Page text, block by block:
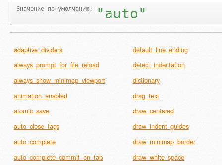
Значение по-умолчанию: "auto"
adaptive_dividers
default_line_ending
always_prompt_for_file_reload
detect_indentation
always_show_minimap_viewport
dictionary
animation_enabled
drag_text
atomic_save
draw_centered
auto_close_tags
draw_indent_guides
auto_complete
draw_minimap_border
auto_complete_commit_on_tab
draw_white_space